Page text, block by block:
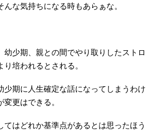
んな気持ちになる時もあらぁな。
幼少期、親との間でやり取りしたストロ
り培われるとされる。
少期に人生確定な話になってしまうわけ
更はできる。
てはどれか基準点があるとは思ったほう